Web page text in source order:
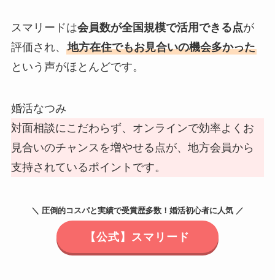
スマリードは会員数が全国規模で活用できる点が
評価され、 地方在住でもお見合いの機会多かった
という声がほとんどです。
婚活なつみ
対面相談にこだわらず、オンラインで効率よくお
見合いのチャンスを増やせる点が、地方会員から
支持されているポイントです。
＼ 圧倒的コスパと実績で受賞歴多数！婚活初心者に人気 ／
【公式】スマリード